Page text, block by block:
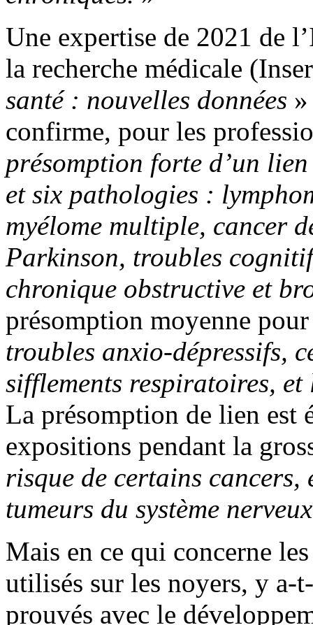
Une expertise de 2021 de
la recherche médicale
santé : nouvelles données
confirme, pour les
présomption forte d’un
et six pathologies :
myélome multiple, cancer
Parkinson, troubles
chronique obstructive et
présomption moyenne
troubles anxio-dépressifs,
sifflements respiratoires,
La présomption de lien est
expositions pendant la
risque de certains
tumeurs du système
Mais en ce qui concerne
utilisés sur les noyers, y
prouvés avec le